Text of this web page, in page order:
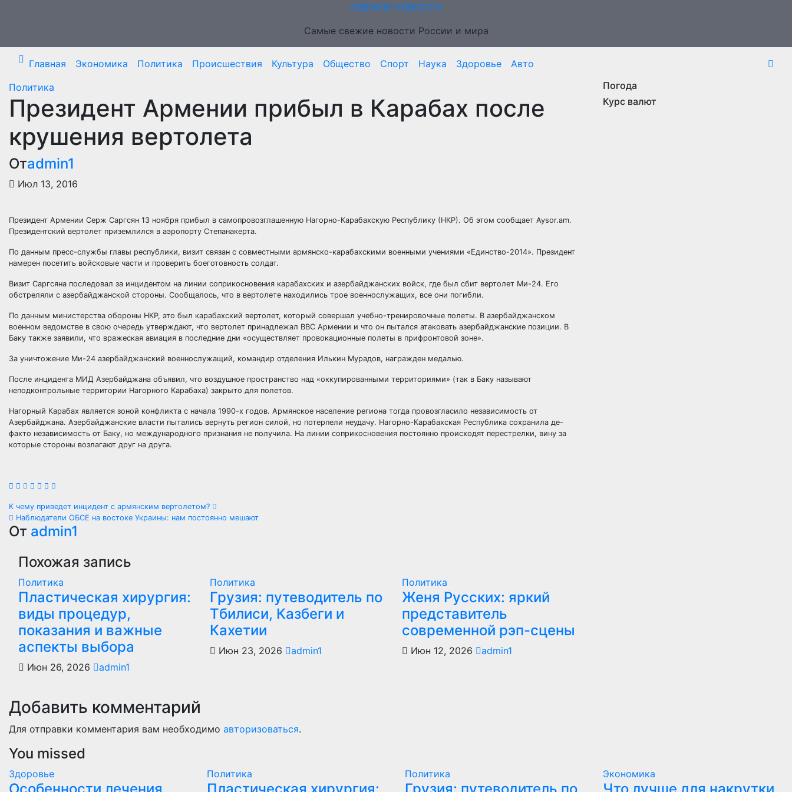
СВЕЖИЕ НОВОСТИ
Самые свежие новости России и мира
Главная Экономика Политика Происшествия Культура Общество Спорт Наука Здоровье
Авто
Политика
Президент Армении прибыл в Карабах после
крушения вертолета
Отadmin1
Июл 13, 2016
Президент Армении Серж Саргсян 13 ноября прибыл в самопровозглашенную Нагорно-Карабахскую Республику (НКР). Об этом сообщает Aysor.am.
Президентский вертолет приземлился в аэропорту Степанакерта.
По данным пресс-службы главы республики, визит связан с совместными армянско-карабахскими военными учениями «Единство-2014». Президент
намерен посетить войсковые части и проверить боеготовность солдат.
Визит Саргсяна последовал за инцидентом на линии соприкосновения карабахских и азербайджанских войск, где был сбит вертолет Ми-24. Его
обстреляли с азербайджанской стороны. Сообщалось, что в вертолете находились трое военнослужащих, все они погибли.
По данным министерства обороны НКР, это был карабахский вертолет, который совершал учебно-тренировочные полеты. В азербайджанском
военном ведомстве в свою очередь утверждают, что вертолет принадлежал ВВС Армении и что он пытался атаковать азербайджанские позиции. В
Баку также заявили, что вражеская авиация в последние дни «осуществляет провокационные полеты в прифронтовой зоне».
За уничтожение Ми-24 азербайджанский военнослужащий, командир отделения Илькин Мурадов, награжден медалью.
После инцидента МИД Азербайджана объявил, что воздушное пространство над «оккупированными территориями» (так в Баку называют
неподконтрольные территории Нагорного Карабаха) закрыто для полетов.
Нагорный Карабах является зоной конфликта с начала 1990-х годов. Армянское население региона тогда провозгласило независимость от
Азербайджана. Азербайджанские власти пытались вернуть регион силой, но потерпели неудачу. Нагорно-Карабахская Республика сохранила де-
факто независимость от Баку, но международного признания не получила. На линии соприкосновения постоянно происходят перестрелки, вину за
которые стороны возлагают друг на друга.
Навигация
по
записям
К чему приведет инцидент с армянским вертолетом?
Наблюдатели ОБСЕ на востоке Украины: нам постоянно мешают
От admin1
Похожая запись
Политика
Пластическая хирургия:
виды процедур,
показания и важные
аспекты выбора
Июн 26, 2026 admin1
Политика
Грузия: путеводитель по
Тбилиси, Казбеги и
Кахетии
Июн 23, 2026 admin1
Политика
Женя Русских: яркий
представитель
современной рэп-сцены
Июн 12, 2026 admin1
Добавить комментарий
Для отправки комментария вам необходимо авторизоваться.
Погода
Курс валют
You missed
Здоровье Политика Политика Экономика